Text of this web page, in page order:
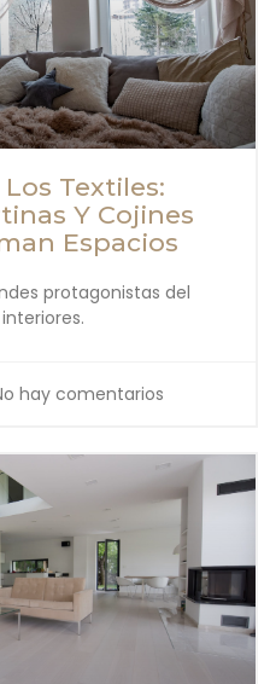
Textiles:
Y Cojines
Espacios
protagonistas del
hay comentarios